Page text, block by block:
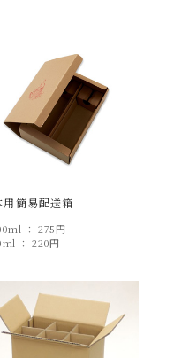
用簡易配送箱
： 275円
： 220円